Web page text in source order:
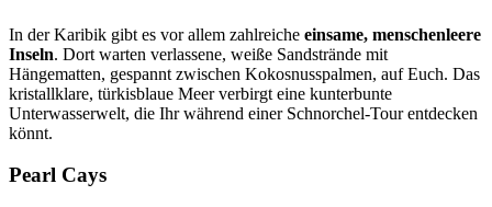
In der Karibik gibt es vor allem zahlreiche einsame, menschenleere
Inseln. Dort warten verlassene, weiße Sandstrände mit
Hängematten, gespannt zwischen Kokosnusspalmen, auf Euch. Das
kristallklare, türkisblaue Meer verbirgt eine kunterbunte
Unterwasserwelt, die Ihr während einer Schnorchel-Tour entdecken
könnt.
Pearl Cays